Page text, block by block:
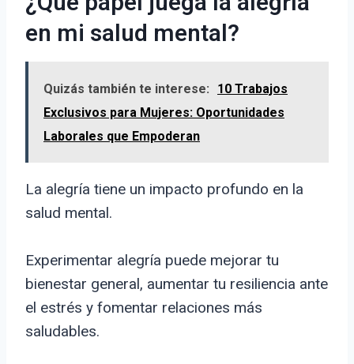
en mi salud mental?
Quizás también te interese:
10 Trabajos
Exclusivos para Mujeres: Oportunidades
Laborales que Empoderan
La alegría tiene un impacto profundo en la
salud mental.
Experimentar alegría puede mejorar tu
bienestar general, aumentar tu resiliencia ante
el estrés y fomentar relaciones más
saludables.